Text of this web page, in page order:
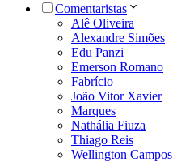
Comentaristas
Alê Oliveira
Alexandre Simões
Edu Panzi
Emerson Romano
Fabrício
João Vitor Xavier
Marques
Nathália Fiuza
Thiago Reis
Wellington Campos